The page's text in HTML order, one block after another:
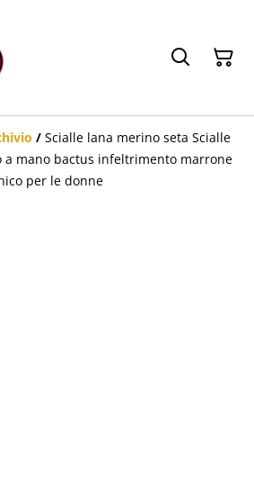
/ Scialle lana merino seta Scialle
mano bactus infeltrimento marrone
per le donne